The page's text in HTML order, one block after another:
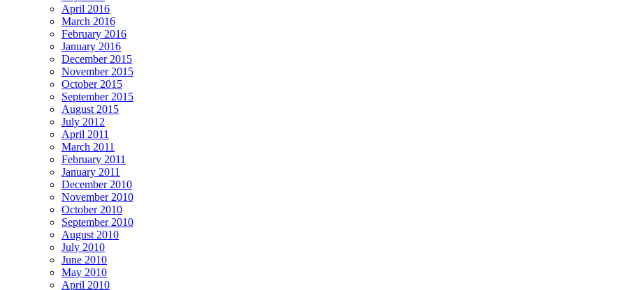
April 2016
March 2016
February 2016
January 2016
December 2015
November 2015
October 2015
September 2015
August 2015
July 2012
April 2011
March 2011
February 2011
January 2011
December 2010
November 2010
October 2010
September 2010
August 2010
July 2010
June 2010
May 2010
April 2010